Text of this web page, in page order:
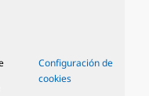
Configuración de
cookies